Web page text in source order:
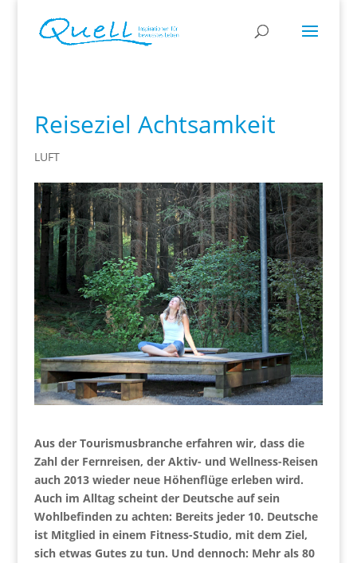
Reiseziel Achtsamkeit
LUFT
Aus der Tourismusbranche erfahren wir, dass die
Zahl der Fernreisen, der Aktiv- und Wellness-Reisen
auch 2013 wieder neue Höhenflüge erleben wird.
Auch im Alltag scheint der Deutsche auf sein
Wohlbefinden zu achten: Bereits jeder 10. Deutsche
ist Mitglied in einem Fitness-Studio, mit dem Ziel,
sich etwas Gutes zu tun. Und dennoch: Mehr als 80